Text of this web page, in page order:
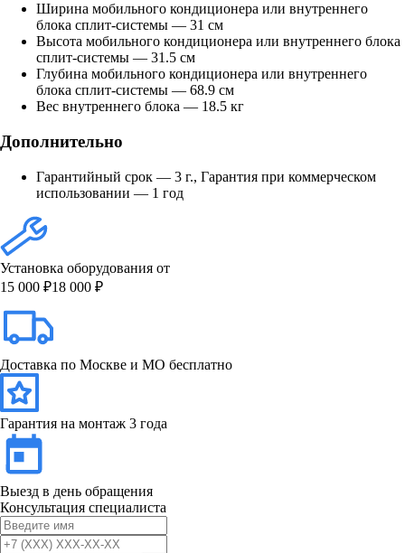
Ширина мобильного кондиционера или внутреннего
блока сплит-системы — 31 см
Высота мобильного кондиционера или внутреннего блока
сплит-системы — 31.5 см
Глубина мобильного кондиционера или внутреннего
блока сплит-системы — 68.9 см
Вес внутреннего блока — 18.5 кг
Дополнительно
Гарантийный срок — 3 г., Гарантия при коммерческом
использовании — 1 год
Установка оборудования от
15 000 ₽18 000 ₽
Доставка по Москве и МО бесплатно
Гарантия на монтаж 3 года
Выезд в день обращения
Консультация специалиста